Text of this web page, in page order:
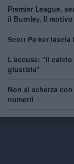
Premier League,
il Burnley. Il motivo
Scott Parker
L'accusa: "Il calcio
giustizia"
Non si scherza
numeri!